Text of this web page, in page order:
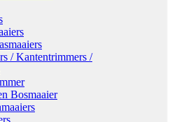
/ Kantentrimmers /
Bosmaaier